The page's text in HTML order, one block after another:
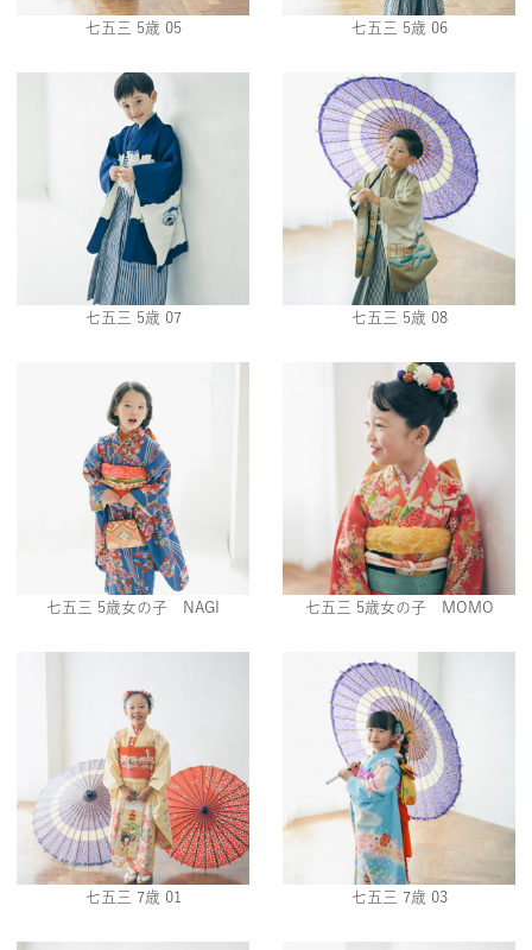
七五三 5歳 05 七五三 5歳 06
七五三 5歳 07 七五三 5歳 08
七五三 5歳女の子 NAGI 七五三 5歳女の子 MOMO
七五三 7歳 01 七五三 7歳 03